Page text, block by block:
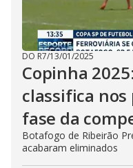
DO R7/13/01/2025
Copinha
classifica nos
fase da
Botafogo de Ribeirão
acabaram eliminados